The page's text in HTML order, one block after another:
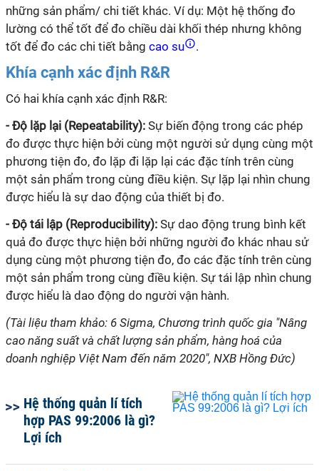
những sản phẩm/ chi tiết khác. Ví dụ: Một hệ thống đo
lường có thể tốt để đo chiều dài khối thép nhưng không
tốt để đo các chi tiết bằng cao su .
Khía cạnh xác định R&R
Có hai khía cạnh xác định R&R:
- Độ lặp lại (Repeatability): Sự biến động trong các phép
đo được thực hiện bởi cùng một người sử dụng cùng một
phương tiện đo, đo lặp đi lặp lại các đặc tính trên cùng
một sản phẩm trong cùng điều kiện. Sự lặp lại nhìn chung
được hiểu là sự dao động của thiết bị đo.
- Độ tái lập (Reproducibility): Sự dao động trung bình kết
quả đo được thực hiện bởi những người đo khác nhau sử
dụng cùng một phương tiện đo, đo các đặc tính trên cùng
một sản phẩm trong cùng điều kiện. Sự tái lập nhìn chung
được hiểu là dao động do người vận hành.
(Tài liệu tham khảo: 6 Sigma, Chương trình quốc gia "Nâng
cao năng suất và chất lượng sản phẩm, hàng hoá của
doanh nghiệp Việt Nam đến năm 2020", NXB Hồng Đức)
Hệ thống quản lí tích
hợp PAS 99:2006 là gì?
Lợi ích